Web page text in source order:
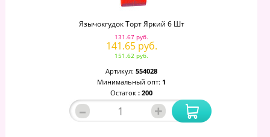
Язычокгудок Торт Яркий 6 Шт
131.67 руб.
141.65 руб.
151.62 руб.
Артикул: 554028
Минимальный опт: 1
Остаток : 200
– +